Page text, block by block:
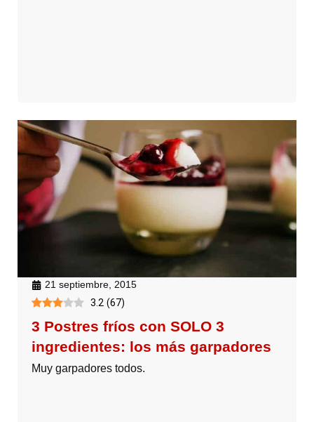
21 septiembre, 2015
3.2 (67)
3 Postres fríos con SOLO 3
ingredientes: los más garpadores
Muy garpadores todos.